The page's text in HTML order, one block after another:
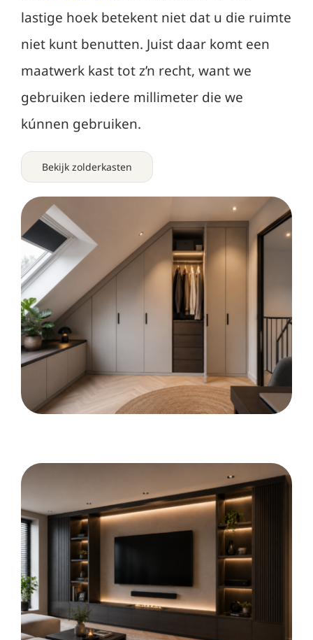
lastige hoek betekent niet dat u die ruimte
niet kunt benutten. Juist daar komt een
maatwerk kast tot z’n recht, want we
gebruiken iedere millimeter die we
kúnnen gebruiken.
Bekijk zolderkasten